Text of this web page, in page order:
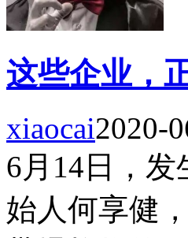
这些企业，
xiaocai2020-
6月14日，
始人何享健